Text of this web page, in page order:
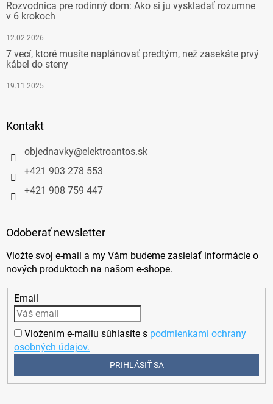
Rozvodnica pre rodinný dom: Ako si ju vyskladať rozumne
v 6 krokoch
12.02.2026
7 vecí, ktoré musíte naplánovať predtým, než zasekáte prvý
kábel do steny
19.11.2025
Kontakt
objednavky@elektroantos.sk
+421 903 278 553
+421 908 759 447
Odoberať newsletter
Vložte svoj e-mail a my Vám budeme zasielať informácie o
nových produktoch na našom e-shope.
Email
Vložením e-mailu súhlasíte s podmienkami ochrany
osobných údajov.
PRIHLÁSIŤ SA